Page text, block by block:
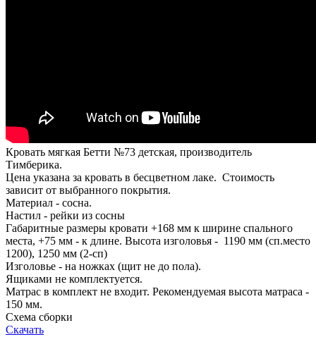
Кровать мягкая Бетти №73 детская, производитель
Тимберика.
Цена указана за кровать в бесцветном лаке. Стоимость
зависит от выбранного покрытия.
Материал - сосна.
Настил - рейки из сосны
Габаритные размеры кровати +168 мм к ширине спального
места, +75 мм - к длине. Высота изголовья - 1190 мм (сп.место
1200), 1250 мм (2-сп)
Изголовье - на ножках (щит не до пола).
Ящиками не комплектуется.
Матрас в комплект не входит. Рекомендуемая высота матраса -
150 мм.
Схема сборки
Скачать